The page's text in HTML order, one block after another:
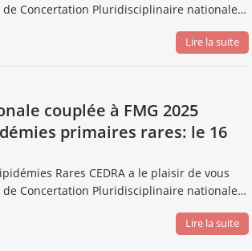
Concertation Pluridisciplinaire nationale…
Lire la suite
couplée à FMG 2025
primaires rares: le 16
Rares CEDRA a le plaisir de vous
Concertation Pluridisciplinaire nationale…
Lire la suite